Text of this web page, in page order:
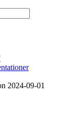
2024-09-01